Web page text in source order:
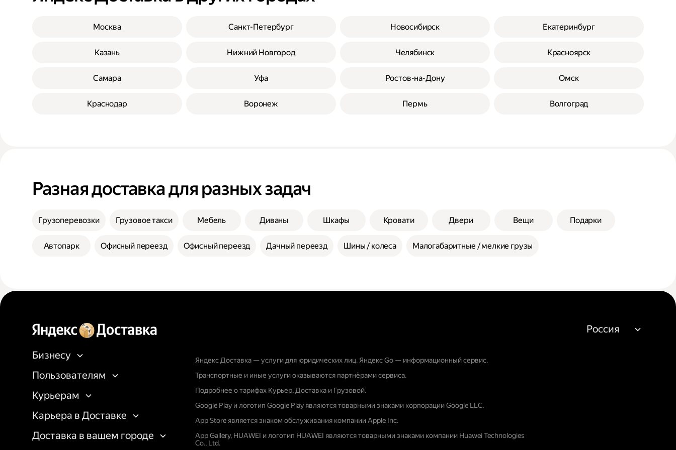
Москва Санкт-Петербург Новосибирск Екатеринбург
Казань Нижний Новгород Челябинск Красноярск
Самара Уфа Ростов-на-Дону Омск
Краснодар Воронеж Пермь Волгоград
Разная доставка для разных задач
Грузоперевозки Грузовое такси Мебель Диваны Шкафы Кровати Двери Вещи Подарки
Автопарк Офисный переезд Офисный переезд Дачный переезд Шины / колеса Малогабаритные / мелкие грузы
Бизнесу
Пользователям
Курьерам
Карьера в Доставке
Доставка в вашем городе
Яндекс Доставка — услуги для юридических лиц. Яндекс Go — информационный сервис.
Транспортные и иные услуги оказываются партнёрами сервиса.
Подробнее о тарифах Курьер, Доставка и Грузовой.
Google Play и логотип Google Play являются товарными знаками корпорации Google LLC.
App Store является знаком обслуживания компании Apple Inc.
App Gallery, HUAWEI и логотип HUAWEI являются товарными знаками компании Huawei Technologies
Co., Ltd.
Россия